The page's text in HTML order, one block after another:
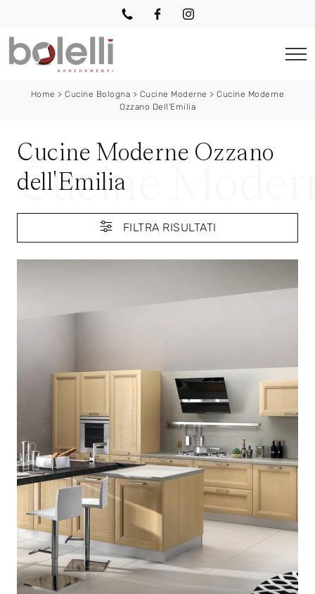
Home >Cucine Bologna > Cucine Moderne >Cucine Moderne
Ozzano Dell'Emilia
Cucine Moderne Ozzano
dell'Emilia
FILTRA RISULTATI